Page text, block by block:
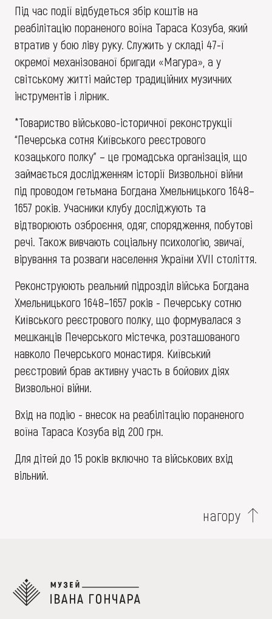
Під час події відбудеться збір коштів на
реабілітацію пораненого воїна Тараса Козуба, який
втратив у бою ліву руку. Служить у складі 47-ї
окремої механізованої бригади «Магура», а у
світському житті майстер традиційних музичних
інструментів і лірник.
*Товариство військово-історичної реконструкції
“Печерська сотня Київського реєстрового
козацького полку” – це громадська організація, що
займається дослідженням історії Визвольної війни
під проводом гетьмана Богдана Хмельницького 1648–
1657 років. Учасники клубу досліджують та
відтворюють озброєння, одяг, спорядження, побутові
речі. Також вивчають соціальну психологію, звичаї,
вірування та розваги населення України XVII століття.
Реконструюють реальний підрозділ війська Богдана
Хмельницького 1648–1657 років - Печерську сотню
Київського реєстрового полку, що формувалася з
мешканців Печерського містечка, розташованого
навколо Печерського монастиря. Київський
реєстровий брав активну участь в бойових діях
Визвольної війни.
Вхід на подію - внесок на реабілітацію пораненого
воїна Тараса Козуба від 200 грн.
Для дітей до 15 років включно та військових вхід
вільний.
нагору